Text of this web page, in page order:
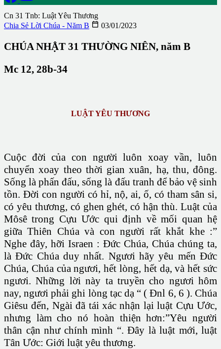
Cn 31 Tnb: Luật Yêu Thương
Chia Sẻ Lời Chúa - Năm B  03/01/2023
CHÚA NHẬT 31 THƯỜNG NIÊN, năm B
Mc 12, 28b-34
LUẬT YÊU THƯƠNG
Cuộc đời của con người luôn xoay vần, luôn
chuyển xoay theo thời gian xuân, hạ, thu, đông.
Sống là phấn đấu, sống là đấu tranh để bảo vệ sinh
tồn. Đời con người có hỉ, nộ, ai, ố, có tham sân si,
có yêu thương, có ghen ghét, có hận thù. Luật của
Môsê trong Cựu Ước qui định về mối quan hệ
giữa Thiên Chúa và con người rất khắt khe :”
Nghe đây, hỡi Israen : Đức Chúa, Chúa chúng ta,
là Đức Chúa duy nhất. Ngươi hãy yêu mến Đức
Chúa, Chúa của ngươi, hết lòng, hết dạ, và hết sức
ngươi. Những lời này ta truyền cho ngươi hôm
nay, ngươi phải ghi lòng tạc dạ “ ( Đnl 6, 6 ). Chúa
Giêsu đến, Ngài đã tái xác nhận lại luật Cựu Ước,
nhưng làm cho nó hoàn thiện hơn:”Yêu người
thân cận như chính mình “. Đây là luật mới, luật
Tân Ước: Giới luật yêu thương.